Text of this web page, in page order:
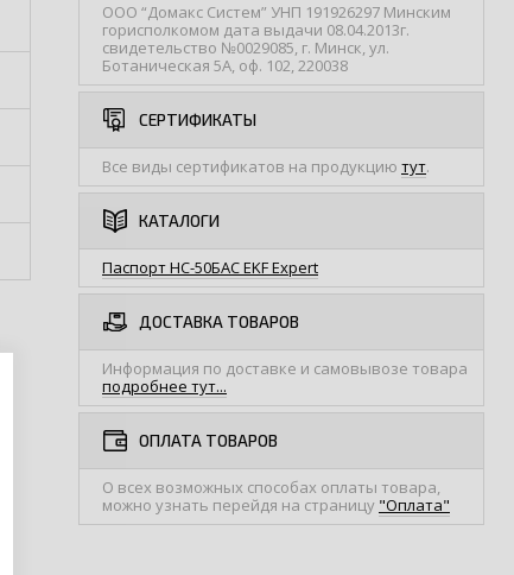
ООО “Домакс Систем” УНП 191926297 Минским
горисполкомом дата выдачи 08.04.2013г.
свидетельство №0029085, г. Минск, ул.
Ботаническая 5А, оф. 102, 220038
СЕРТИФИКАТЫ
Все виды сертификатов на продукцию тут.
КАТАЛОГИ
Паспорт НС-50БАС EKF Expert
ДОСТАВКА ТОВАРОВ
Информация по доставке и самовывозе товара
подробнее тут...
ОПЛАТА ТОВАРОВ
О всех возможных способах оплаты товара,
можно узнать перейдя на страницу "Оплата"